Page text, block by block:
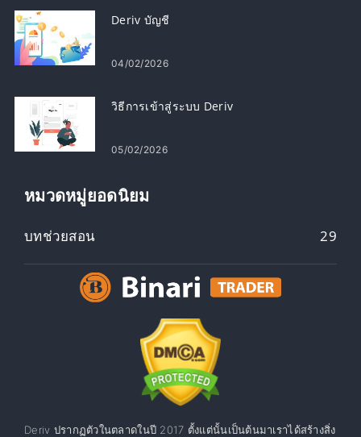
Deriv บัญชี
04/02/2026
วิธีการเข้าสู่ระบบ Deriv
05/02/2026
หมวดหมู่ยอดนิยม
บทช่วยสอน 29
Deriv ปรากฏตัวในตลาดในปี 2017 ตั้งแต่นั้นเป็นต้นมาเราได้สร้างสิ่ง